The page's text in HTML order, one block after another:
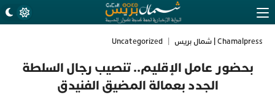
Chamalpress | شمال بريس Uncategorized
بحضور عامل الإقليم.. تنصيب رجال السلطة
الجدد بعمالة المضيق الفنيدق